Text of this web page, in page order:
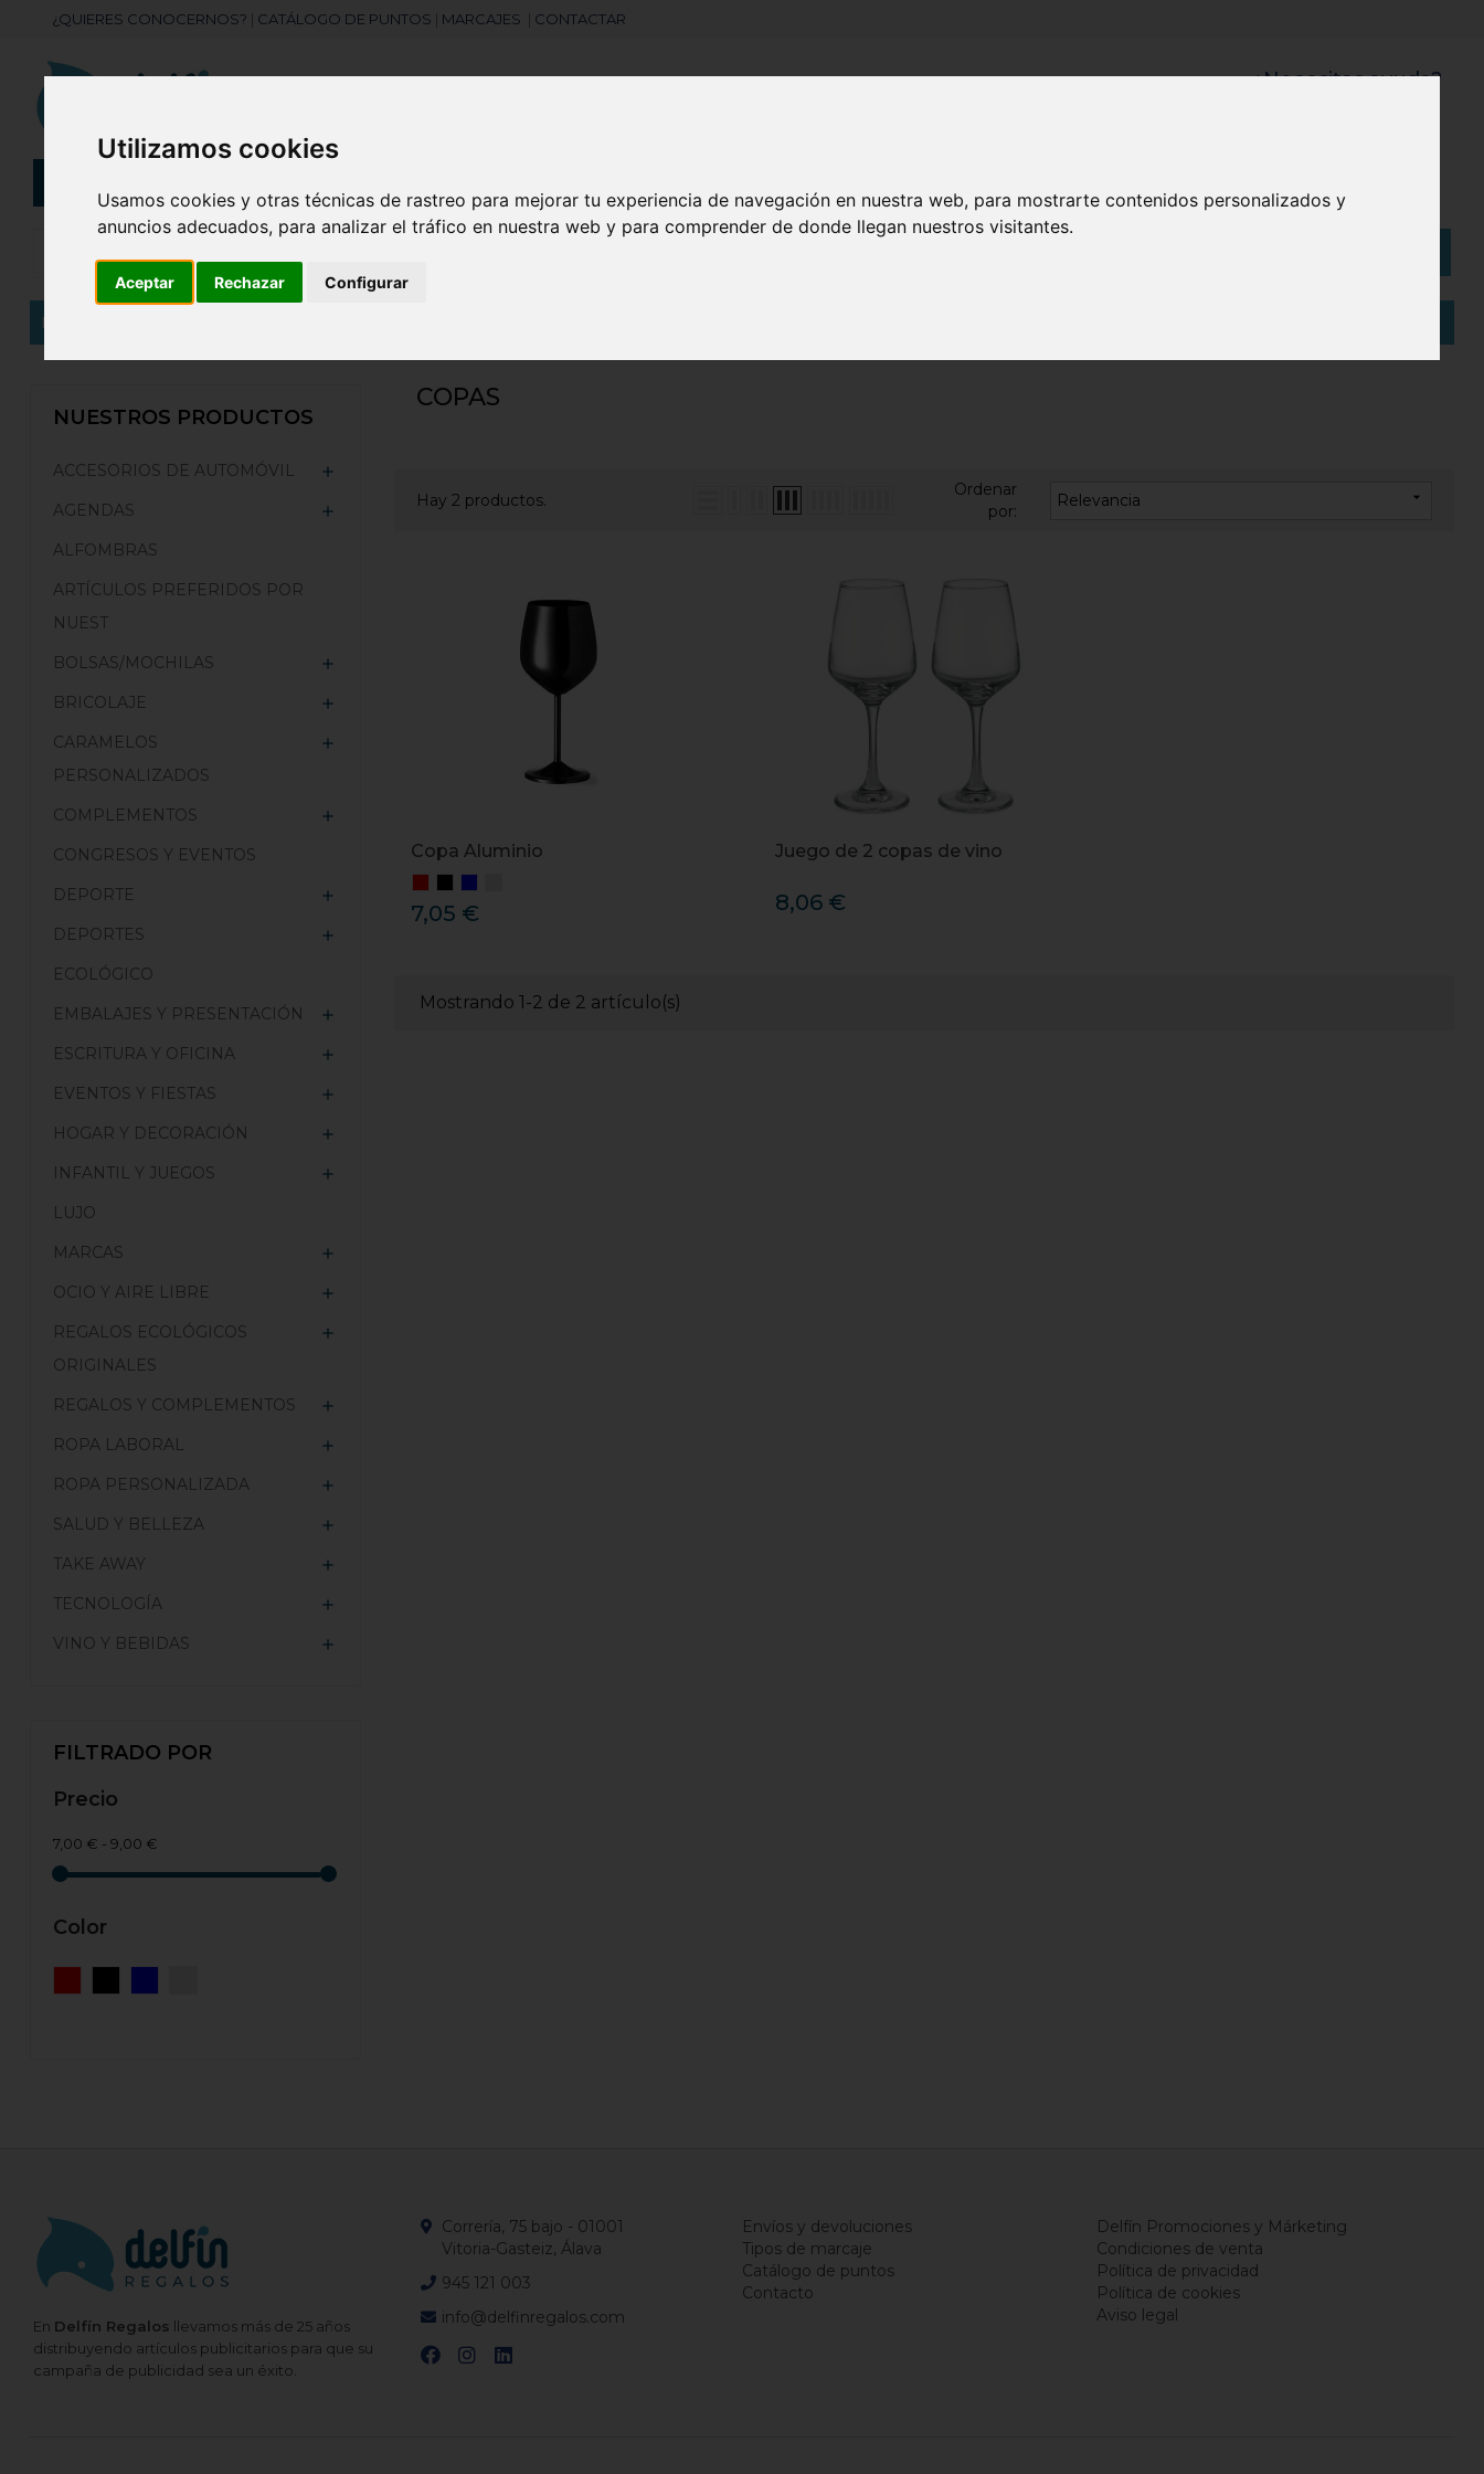
Utilizamos cookies
Usamos cookies y otras técnicas de rastreo para mejorar tu experiencia de navegación en nuestra web, para mostrarte contenidos personalizados y
anuncios adecuados, para analizar el tráfico en nuestra web y para comprender de donde llegan nuestros visitantes.
Aceptar Rechazar Configurar
¿QUIERES CONOCERNOS? CATÁLOGO DE PUNTOS MARCAJES CONTACTAR
¿Necesitas ayuda?
Inicio
NUESTROS PRODUCTOS
ACCESORIOS DE AUTOMÓVIL 
AGENDAS 
ALFOMBRAS
ARTÍCULOS PREFERIDOS POR
NUEST
BOLSAS/MOCHILAS

BRICOLAJE 
CARAMELOS
PERSONALIZADOS

COMPLEMENTOS 
CONGRESOS Y EVENTOS
DEPORTE

DEPORTES 
ECOLÓGICO
EMBALAJES Y PRESENTACIÓN

ESCRITURA Y OFICINA 
EVENTOS Y FIESTAS 
HOGAR Y DECORACIÓN 
INFANTIL Y JUEGOS 
LUJO
MARCAS

OCIO Y AIRE LIBRE 
REGALOS ECOLÓGICOS
ORIGINALES

REGALOS Y COMPLEMENTOS 
ROPA LABORAL 
ROPA PERSONALIZADA 
SALUD Y BELLEZA 
TAKE AWAY 
TECNOLOGÍA 
VINO Y BEBIDAS 
FILTRADO POR
Precio
7,00 € - 9,00 €
Color
COPAS
Hay 2 productos.
Ordenar
por:
Relevancia 
Copa Aluminio
7,05 €
Juego de 2 copas de vino
8,06 €
Mostrando 1-2 de 2 artículo(s)
En Delfín Regalos llevamos más de 25 años
distribuyendo artículos publicitarios para que su
campaña de publicidad sea un éxito.
Correría, 75 bajo - 01001
Vitoria-Gasteiz, Álava
945 121 003
info@delfinregalos.com
Envíos y devoluciones
Tipos de marcaje
Catálogo de puntos
Contacto
Delfín Promociones y Márketing
Condiciones de venta
Política de privacidad
Política de cookies
Aviso legal